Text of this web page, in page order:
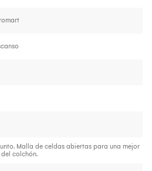
Malla de celdas abiertas para una mejor
colchón.